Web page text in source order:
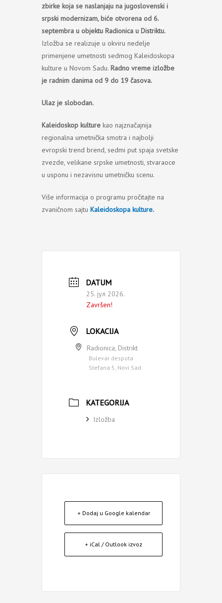
zbirke koja se naslanjaju na jugoslovenski i
srpski modernizam, biće otvorena od 6.
septembra u objektu Radionica u Distriktu.
Izložba se realizuje u okviru nedelje
primenjene umetnosti sedmog Kaleidoskopa
kulture u Novom Sadu. Radno vreme izložbe
je radnim danima od 9 do 19 časova.
Ulaz je slobodan.
Kaleidoskop kulture kao najznačajnija
regionalna umetnička smotra i najbolji
evropski trend brend, sedmi put spaja svetske
zvezde, velikane srpske umetnosti, stvaraoce
u usponu i nezavisnu umetničku scenu.
Više informacija o programu pročitajte na
zvaničnom sajtu Kaleidoskopa kulture.
DATUM
25. јул 2026.
Završen!
LOKACIJA
Radionica, Distrikt
Bulevar despota
Stefana 5, Novi Sad
KATEGORIJA
Izložba
+ Dodaj u Google kalendar
+ iCal / Outlook izvoz